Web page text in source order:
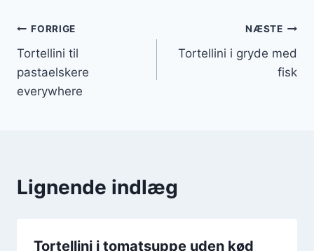
Indlægsnavigation
FORRIGE
Tortellini til
pastaelskere
everywhere
NÆSTE
Tortellini i gryde med
fisk
Lignende indlæg
Tortellini i tomatsuppe uden kød